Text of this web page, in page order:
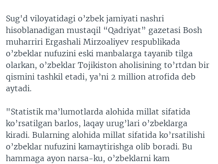
Sug'd viloyatidagi o’zbek jamiyati nashri
hisoblanadigan mustaqil “Qadriyat” gazetasi Bosh
muharriri Ergashali Mirzoaliyev respublikada
o’zbeklar nufuzini eski manbalarga tayanib tilga
olarkan, o’zbeklar Tojikiston aholisining to’rtdan bir
qismini tashkil etadi, ya’ni 2 million atrofida deb
aytadi.
"Statistik ma’lumotlarda alohida millat sifatida
ko’rsatilgan barlos, laqay urug’lari o’zbeklarga
kiradi. Bularning alohida millat sifatida ko’rsatilishi
o’zbeklar nufuzini kamaytirishga olib boradi. Bu
hammaga ayon narsa-ku, o’zbeklarni kam